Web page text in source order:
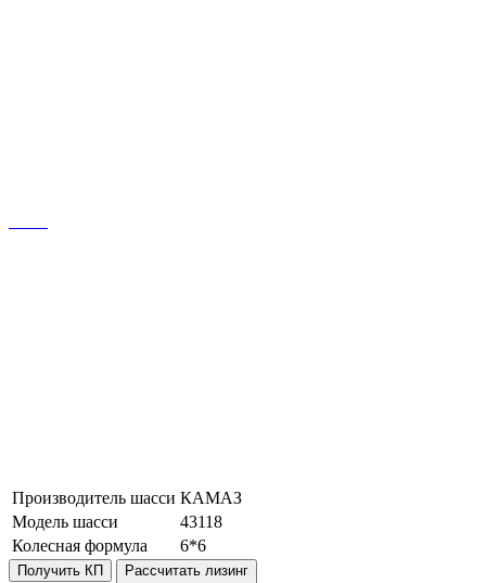
Производитель шасси КАМАЗ
Модель шасси
43118
Колесная формула
6*6
Получить КП Рассчитать лизинг